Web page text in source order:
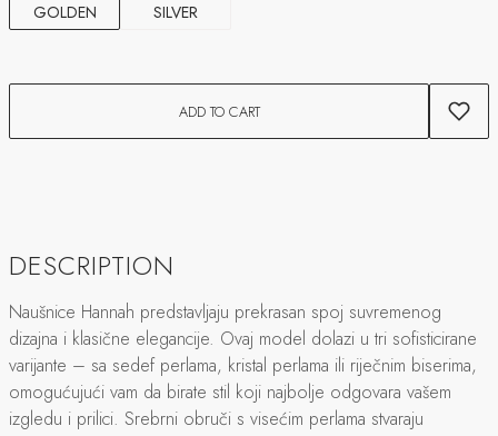
GOLDEN
SILVER
ADD TO CART
DESCRIPTION
Naušnice Hannah predstavljaju prekrasan spoj suvremenog
dizajna i klasične elegancije. Ovaj model dolazi u tri sofisticirane
varijante – sa sedef perlama, kristal perlama ili riječnim biserima,
omogućujući vam da birate stil koji najbolje odgovara vašem
izgledu i prilici. Srebrni obruči s visećim perlama stvaraju